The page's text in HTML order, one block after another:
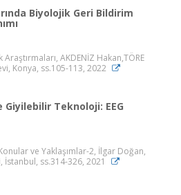
Biyolojik Geri Bildirim
AKDENİZ Hakan,TÖRE
Konya, ss.105-113, 2022
Giyilebilir Teknoloji: EEG
ve Yaklaşımlar-2, İlgar Doğan,
İstanbul, ss.314-326, 2021